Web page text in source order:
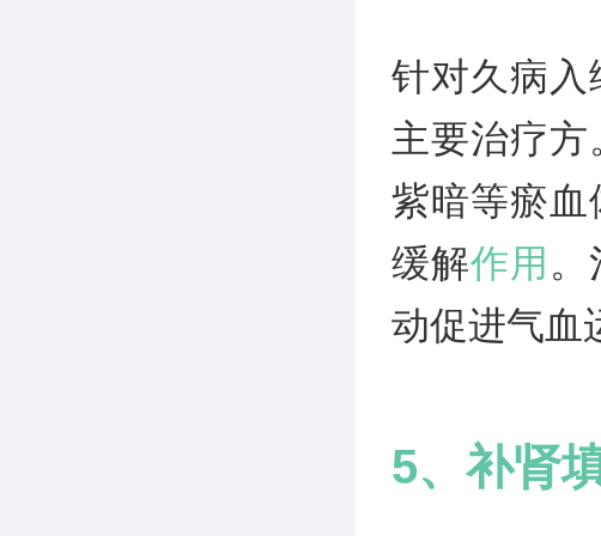
针对久病入
主要治疗
紫暗等瘀血
缓解作用 。
动促进气血
5、补肾